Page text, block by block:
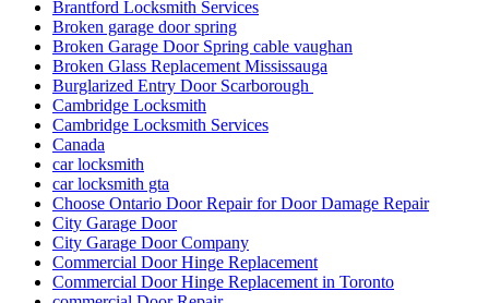
Brantford Locksmith Services
Broken garage door spring
Broken Garage Door Spring cable vaughan
Broken Glass Replacement Mississauga
Burglarized Entry Door Scarborough
Cambridge Locksmith
Cambridge Locksmith Services
Canada
car locksmith
car locksmith gta
Choose Ontario Door Repair for Door Damage Repair
City Garage Door
City Garage Door Company
Commercial Door Hinge Replacement
Commercial Door Hinge Replacement in Toronto